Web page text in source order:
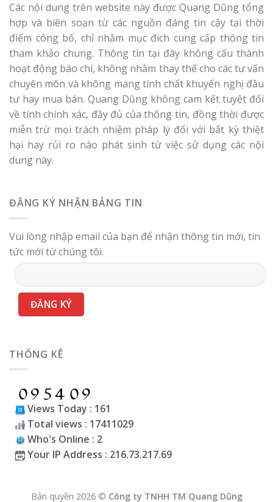
Các nội dung trên website này được Quang Dũng tổng
hợp và biên soạn từ các nguồn đáng tin cậy tại thời
điểm công bố, chỉ nhằm mục đích cung cấp thông tin
tham khảo chung. Thông tin tại đây không cấu thành
hoạt động báo chí, không nhằm thay thế cho các tư vấn
chuyên môn và không mang tính chất khuyến nghị đầu
tư hay mua bán. Quang Dũng không cam kết tuyệt đối
về tính chính xác, đầy đủ của thông tin, đồng thời được
miễn trừ mọi trách nhiệm pháp lý đối với bất kỳ thiệt
hại hay rủi ro nào phát sinh từ việc sử dụng các nội
dung này.
ĐĂNG KÝ NHẬN BẢNG TIN
Vui lòng nhập email của bạn để nhận thông tin mới, tin
tức mới từ chúng tôi.
THỐNG KÊ
Views Today : 161
Total views : 17411029
Who's Online : 2
Your IP Address : 216.73.217.69
Bản quyền 2026 © Công ty TNHH TM Quang Dũng